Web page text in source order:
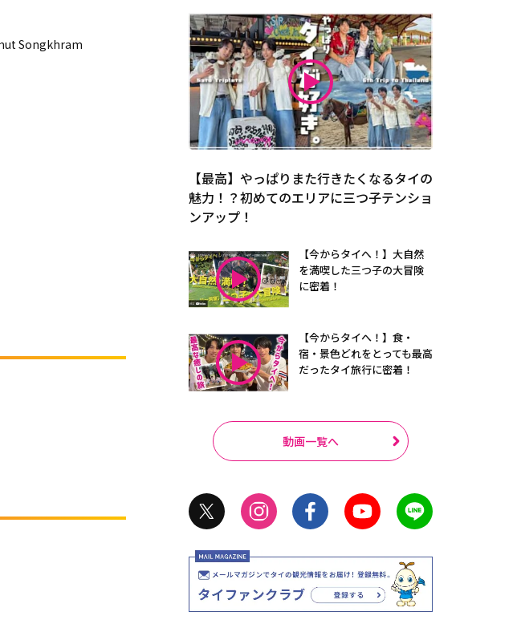
Songkhram
【最高】やっぱりまた行きたくなるタイの
魅力！？初めてのエリアに三つ子テンショ
ンアップ！
【今からタイへ！】大自然
を満喫した三つ子の大冒険
に密着！
【今からタイへ！】食・
宿・景色どれをとっても最高
だったタイ旅行に密着！
動画一覧へ